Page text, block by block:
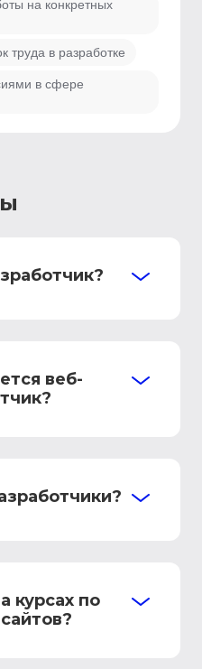
на конкретных
труда в разработке
в сфере
веб-
курсах по